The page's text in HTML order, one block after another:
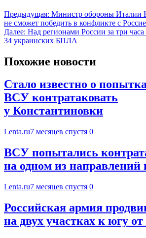
Предыдущая: Министр обороны Италии
не сможет победить в конфликте с
Далее: Над регионами России за три часа
34 украинских БПЛА
Похожие новости
Стало известно о
ВСУ контратаковать
у Константиновки
Lenta.ru7 месяцев спустя 0
ВСУ попытались
на одном из
Lenta.ru7 месяцев спустя 0
Российская армия
на двух участках к югу